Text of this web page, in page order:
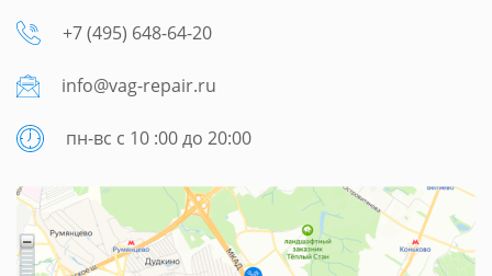
+7 (495) 648-64-20
info@vag-repair.ru
пн-вс с 10 :00 до 20:00